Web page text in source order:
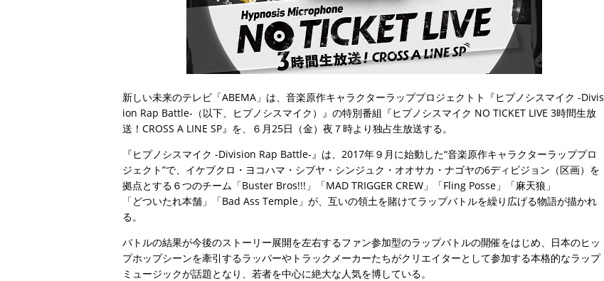
新しい未来のテレビ「ABEMA」は、音楽原作キャラクターラッププロジェクトト『ヒプノシスマイク -Divis
ion Rap Battle-（以下、ヒプノシスマイク）』の特別番組『ヒプノシスマイク NO TICKET LIVE 3時間生放
送！CROSS A LINE SP』を、６月25日（金）夜７時より独占生放送する。
『ヒプノシスマイク -Division Rap Battle-』は、2017年９月に始動した“音楽原作キャラクターラッププロ
ジェクト”で、イケブクロ・ヨコハマ・シブヤ・シンジュク・オオサカ・ナゴヤの6ディビジョン（区画）を
拠点とする６つのチーム「Buster Bros!!!」「MAD TRIGGER CREW」「Fling Posse」「麻天狼」
「どついたれ本舗」「Bad Ass Temple」が、互いの領土を賭けてラップバトルを繰り広げる物語が描かれ
る。
バトルの結果が今後のストーリー展開を左右するファン参加型のラップバトルの開催をはじめ、日本のヒッ
プホップシーンを牽引するラッパーやトラックメーカーたちがクリエイターとして参加する本格的なラップ
ミュージックが話題となり、若者を中心に絶大な人気を博している。